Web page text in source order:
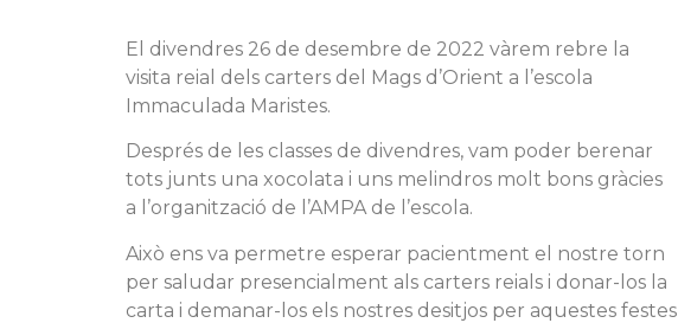
El divendres 26 de desembre de 2022 vàrem rebre la
visita reial dels carters del Mags d’Orient a l’escola
Immaculada Maristes.
Després de les classes de divendres, vam poder berenar
tots junts una xocolata i uns melindros molt bons gràcies
a l’organització de l’AMPA de l’escola.
Això ens va permetre esperar pacientment el nostre torn
per saludar presencialment als carters reials i donar-los la
carta i demanar-los els nostres desitjos per aquestes festes